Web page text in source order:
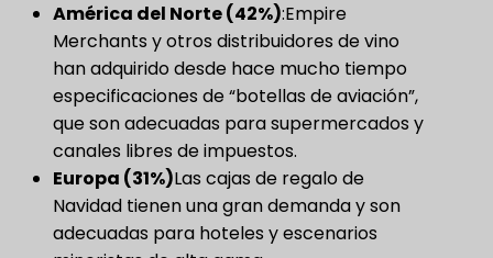
América del Norte (42%)​:Empire
Merchants y otros distribuidores de vino
han adquirido desde hace mucho tiempo
especificaciones de “botellas de aviación”,
que son adecuadas para supermercados y
canales libres de impuestos.
Europa (31%)Las cajas de regalo de
Navidad tienen una gran demanda y son
adecuadas para hoteles y escenarios